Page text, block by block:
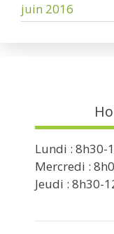
juin 2016
Lundi : 8h30-
Mercredi :
Jeudi : 8h30-